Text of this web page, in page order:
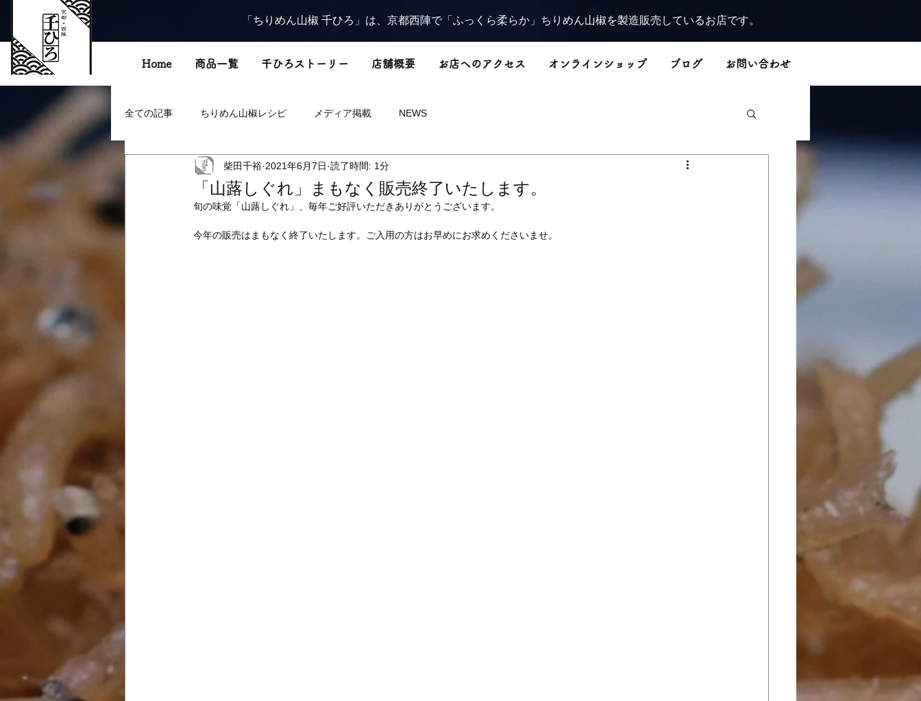
「ちりめん山椒 千ひろ」は、京都西陣で「ふっくら柔らか」ちりめん山椒を製造販売しているお店です。
Home 商品一覧 千ひろストーリー 店舗概要 お店へのアクセス オンラインショップ ブログ お問い合わせ
全ての記事 ちりめん山椒レシピ メディア掲載 NEWS
「山蕗しぐれ」まもなく販売終了いたします。
柴田千裕 2021年6月7日 読了時間: 1分
旬の味覚「山蕗しぐれ」、毎年ご好評いただきありがとうございます。
今年の販売はまもなく終了いたします。ご入用の方はお早めにお求めくださいませ。